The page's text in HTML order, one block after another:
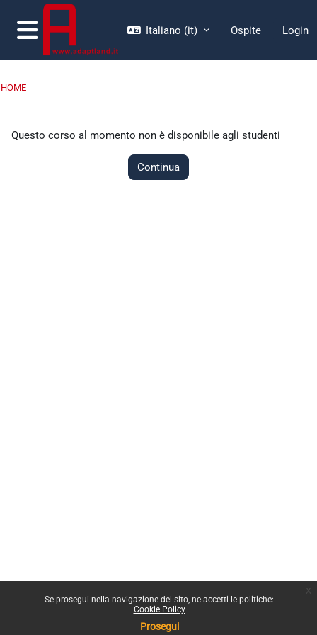
Vai al contenuto principale
Se prosegui nella navigazione del sito, ne accetti le politiche:
Cookie Policy
Prosegui
Pannello laterale
Italiano ‎(it)‎ Ospite Login
HOME
Questo corso al momento non è disponibile agli studenti
Continua